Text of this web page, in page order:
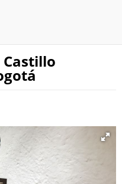
Castillo